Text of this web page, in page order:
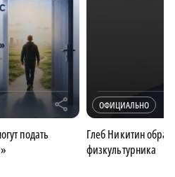
r
подать
ОФИЦИАЛЬНО
Глеб Никитин
физкультурника